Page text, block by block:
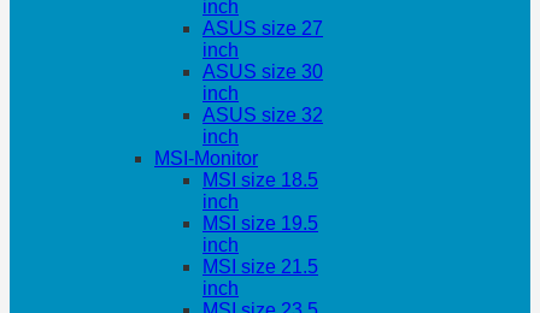
inch
ASUS size 27
inch
ASUS size 30
inch
ASUS size 32
inch
MSI-Monitor
MSI size 18.5
inch
MSI size 19.5
inch
MSI size 21.5
inch